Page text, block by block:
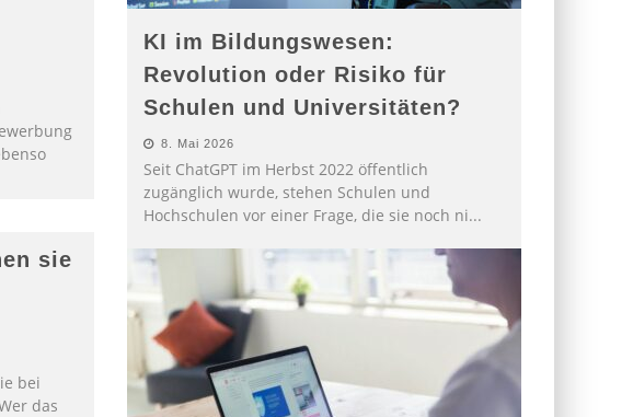
sie
bei
das
KI im Bildungswesen:
Revolution oder Risiko für
Schulen und Universitäten?
8. Mai 2026
Seit ChatGPT im Herbst 2022 öffentlich
zugänglich wurde, stehen Schulen und
Hochschulen vor einer Frage, die sie noch ni...